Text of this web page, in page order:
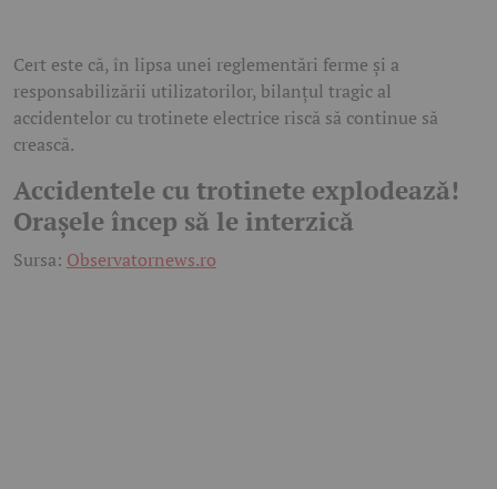
Cert este că, în lipsa unei reglementări ferme și a
responsabilizării utilizatorilor, bilanțul tragic al
accidentelor cu trotinete electrice riscă să continue să
crească.
Accidentele cu trotinete explodează!
Orașele încep să le interzică
Sursa: Observatornews.ro